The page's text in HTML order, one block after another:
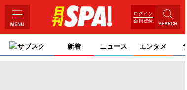
ログイン
会員登録
サブスク 新着 ニュース エンタメ